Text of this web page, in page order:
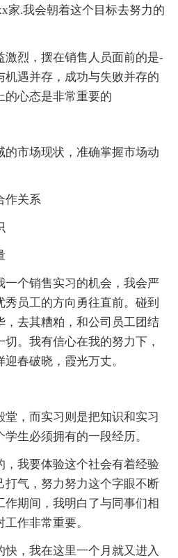
家.我会朝着这个目标去努力的
烈，摆在销售人员面前的是-
机遇并存，成功与失败并存的
的心态是非常重要的
市场现状，准确掌握市场动
关系
个销售实习的机会，我会严
员工的方向勇往直前。碰到
，去其糟粕，和公司员工团结
。我有信心在我的努力下，
春破晓，霞光万丈。
，而实习则是把知识和实习
生必须拥有的一段经历。
我要体验这个社会有着经验
打气，努力努力这个字眼不断
作期间，我明白了与同事们相
作非常重要。
，我在这里一个月就又进入